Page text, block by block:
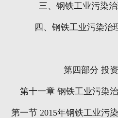
三、钢铁工业污染
四、钢铁工业污染治
第四部分 投
第十一章 钢铁工业污染
第一节 2015年钢铁工业污